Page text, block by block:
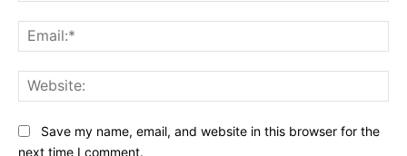
Save my name, email, and website in this browser for the
next time I comment.